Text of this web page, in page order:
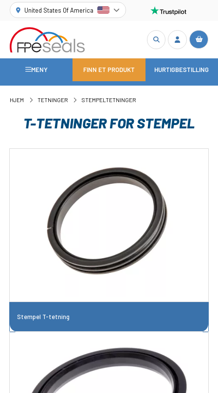
United States Of America
MENY FINN ET PRODUKT HURTIGBESTILLING
HJEM TETNINGER STEMPELTETNINGER
T-TETNINGER FOR STEMPEL
Stempel T-tetning